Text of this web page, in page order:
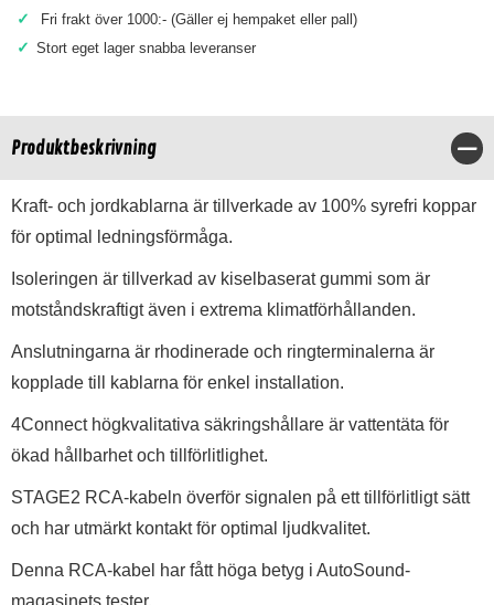
✓ Fri frakt över 1000:- (Gäller ej hempaket eller pall)
✓ Stort eget lager snabba leveranser
Produktbeskrivning
Kraft- och jordkablarna är tillverkade av 100% syrefri koppar
för optimal ledningsförmåga.
Isoleringen är tillverkad av kiselbaserat gummi som är
motståndskraftigt även i extrema klimatförhållanden.
Anslutningarna är rhodinerade och ringterminalerna är
kopplade till kablarna för enkel installation.
4Connect högkvalitativa säkringshållare är vattentäta för
ökad hållbarhet och tillförlitlighet.
STAGE2 RCA-kabeln överför signalen på ett tillförlitligt sätt
och har utmärkt kontakt för optimal ljudkvalitet.
Denna RCA-kabel har fått höga betyg i AutoSound-
magasinets tester.